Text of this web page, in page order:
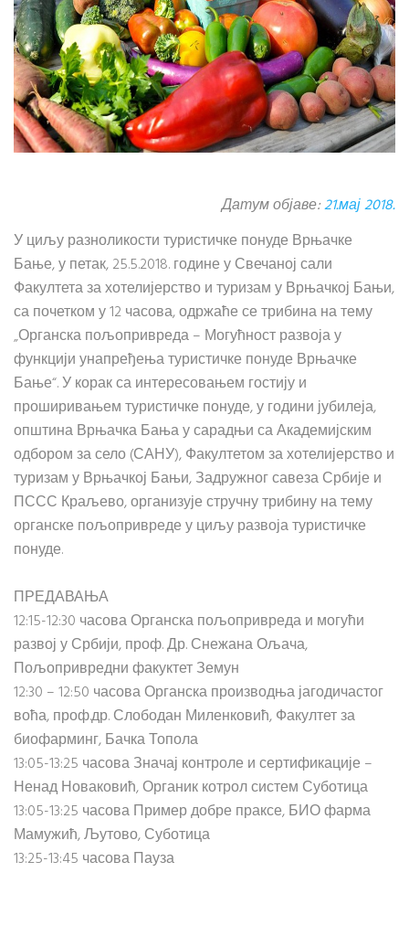
Датум објаве:21.мај 2018.
У циљу разноликости туристичке понуде Врњачке
Бање, у петак, 25.5.2018. године у Свечаној сали
Факултета за хотелијерство и туризам у Врњачкој Бањи,
са почетком у 12 часова, одржаће се трибина на тему
„Органска пољопривреда – Могућност развоја у
функцији унапређења туристичке понуде Врњачке
Бање“. У корак са интересовањем гостију и
проширивањем туристичке понуде, у години јубилеја,
општина Врњачка Бања у сарадњи са Академијским
одбором за село (САНУ), Факултетом за хотелијерство и
туризам у Врњачкој Бањи, Задружног савеза Србије и
ПССС Краљево, организује стручну трибину на тему
органске пољопривреде у циљу развоја туристичке
понуде.
ПРЕДАВАЊА
12:15-12:30 часова Органска пољопривреда и могући
развој у Србији, проф. Др. Снежана Ољача,
Пољопривредни факуктет Земун
12:30 – 12:50 часова Органска производња јагодичастог
воћа, проф.др. Слободан Миленковић, Факултет за
биофарминг, Бачка Топола
13:05-13:25 часова Значај контроле и сертификације –
Ненад Новаковић, Органик котрол систем Суботица
13:05-13:25 часова Пример добре праксе, БИО фарма
Мамужић, Љутово, Суботица
13:25-13:45 часова Пауза